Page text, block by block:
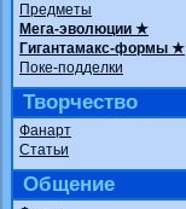
Предметы
Мега-эволюции ★
Гигантамакс-формы ★
Поке-подделки
Творчество
Фанарт
Статьи
Общение